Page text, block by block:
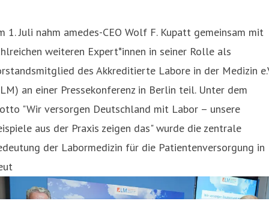
1. Juli nahm amedes-CEO Wolf F. Kupatt gemeinsam mit
weiteren Expert*innen in seiner Rolle als
des Akkreditierte Labore in der Medizin
an einer Pressekonferenz in Berlin teil. Unter dem
"Wir versorgen Deutschland mit Labor – unsere
aus der Praxis zeigen das" wurde die zentrale
der Labormedizin für die Patientenversorgung in